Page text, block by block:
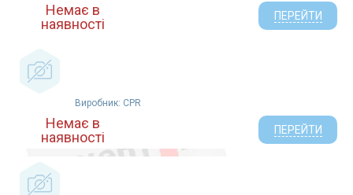
Немає в
наявності
ПЕРЕЙТИ
Виробник: CPR
Немає в
наявності
ПЕРЕЙТИ